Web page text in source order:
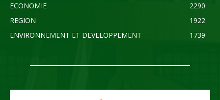
ECONOMIE
2290
REGION
1922
ENVIRONNEMENT ET DEVELOPPEMENT
1739